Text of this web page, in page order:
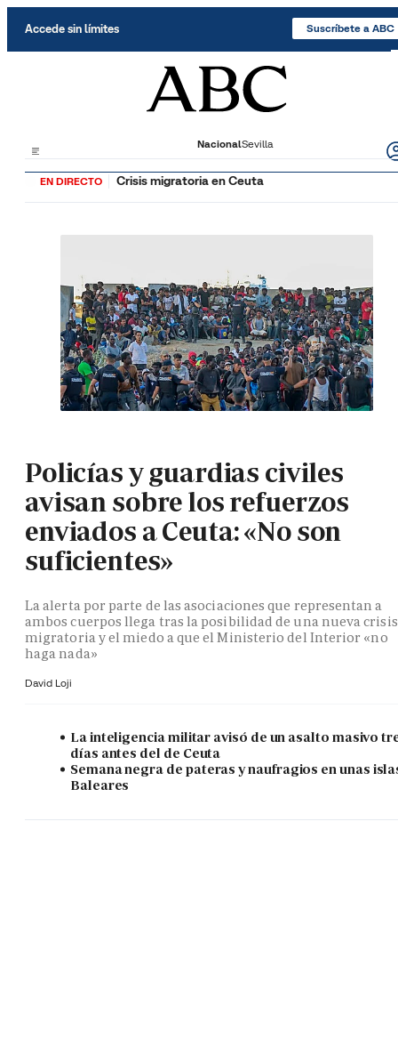
Accede sin límites Suscríbete a ABC
NacionalSevilla
EN DIRECTO Crisis migratoria en Ceuta
Policías y guardias civiles
avisan sobre los refuerzos
enviados a Ceuta: «No son
suficientes»
La alerta por parte de las asociaciones que representan a
ambos cuerpos llega tras la posibilidad de una nueva crisis
migratoria y el miedo a que el Ministerio del Interior «no
haga nada»
David Loji
La inteligencia militar avisó de un asalto masivo
días antes del de Ceuta
Semana negra de pateras y naufragios en unas
Baleares